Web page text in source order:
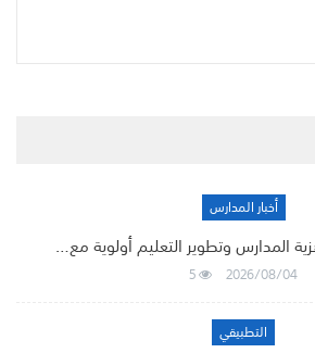
أخبار المدارس
المدارس وتطوير التعليم أولوية مع…
2026/08/04
5
التطبيقي